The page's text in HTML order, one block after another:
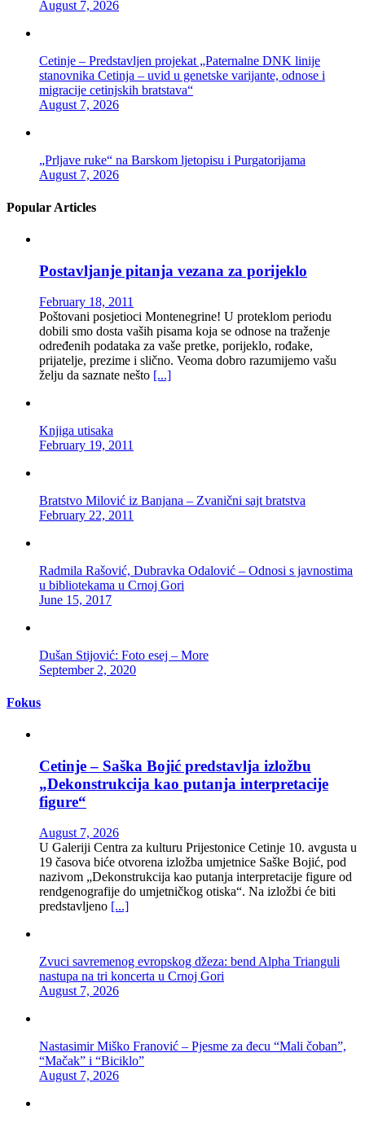
August 7, 2026
Cetinje – Predstavljen projekat „Paternalne DNK linije
stanovnika Cetinja – uvid u genetske varijante, odnose i
migracije cetinjskih bratstava“
August 7, 2026
„Prljave ruke“ na Barskom ljetopisu i Purgatorijama
August 7, 2026
Popular Articles
Postavljanje pitanja vezana za porijeklo
February 18, 2011
Poštovani posjetioci Montenegrine! U proteklom periodu
dobili smo dosta vaših pisama koja se odnose na traženje
određenih podataka za vaše pretke, porijeklo, rođake,
prijatelje, prezime i slično. Veoma dobro razumijemo vašu
želju da saznate nešto [...]
Knjiga utisaka
February 19, 2011
Bratstvo Milović iz Banjana – Zvanični sajt bratstva
February 22, 2011
Radmila Rašović, Dubravka Odalović – Odnosi s javnostima
u bibliotekama u Crnoj Gori
June 15, 2017
Dušan Stijović: Foto esej – More
September 2, 2020
Fokus
Cetinje – Saška Bojić predstavlja izložbu
„Dekonstrukcija kao putanja interpretacije
figure“
August 7, 2026
U Galeriji Centra za kulturu Prijestonice Cetinje 10. avgusta u
19 časova biće otvorena izložba umjetnice Saške Bojić, pod
nazivom „Dekonstrukcija kao putanja interpretacije figure od
rendgenografije do umjetničkog otiska“. Na izložbi će biti
predstavljeno [...]
Zvuci savremenog evropskog džeza: bend Alpha Trianguli
nastupa na tri koncerta u Crnoj Gori
August 7, 2026
Nastasimir Miško Franović – Pjesme za đecu “Mali čoban”,
“Mačak” i “Biciklo”
August 7, 2026